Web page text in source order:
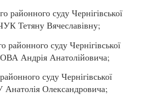
районного суду Чернігівської
Тетяну Вячеславівну;
районного суду Чернігівської
Андрія Анатолійовича;
суду Чернігівської
Олександровича;